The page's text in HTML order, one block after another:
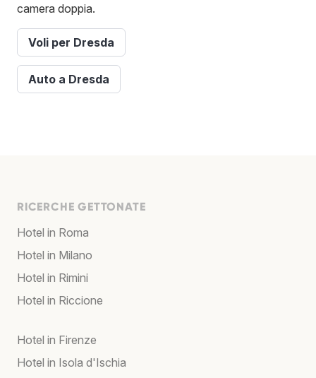
camera doppia.
Voli per Dresda
Auto a Dresda
RICERCHE GETTONATE
Hotel in Roma
Hotel in Milano
Hotel in Rimini
Hotel in Riccione
Hotel in Firenze
Hotel in Isola d'Ischia